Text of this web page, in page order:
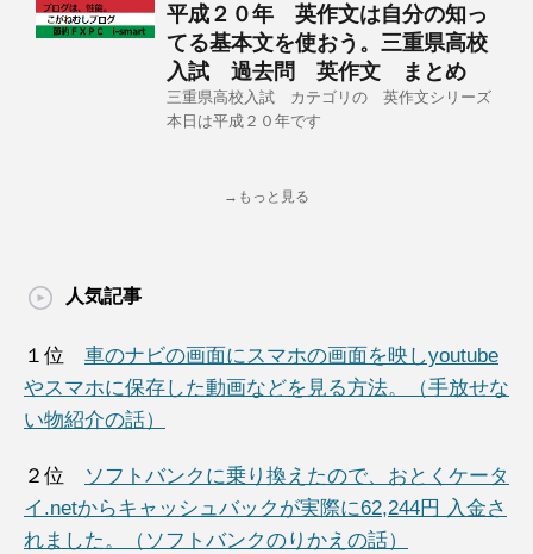
平成２０年 英作文は自分の知っ
てる基本文を使おう。三重県高校
入試 過去問 英作文 まとめ
三重県高校入試 カテゴリの 英作文シリーズ
本日は平成２０年です
→もっと見る
人気記事
１位 車のナビの画面にスマホの画面を映しyoutube
やスマホに保存した動画などを見る方法。（手放せな
い物紹介の話）
２位
ソフトバンクに乗り換えたので、おとくケータ
イ.netからキャッシュバックが実際に62,244円 入金さ
れました。（ソフトバンクのりかえの話）